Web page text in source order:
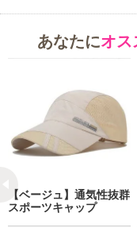
あなたにオス
【ベージュ】通気性抜群
スポーツキャップ